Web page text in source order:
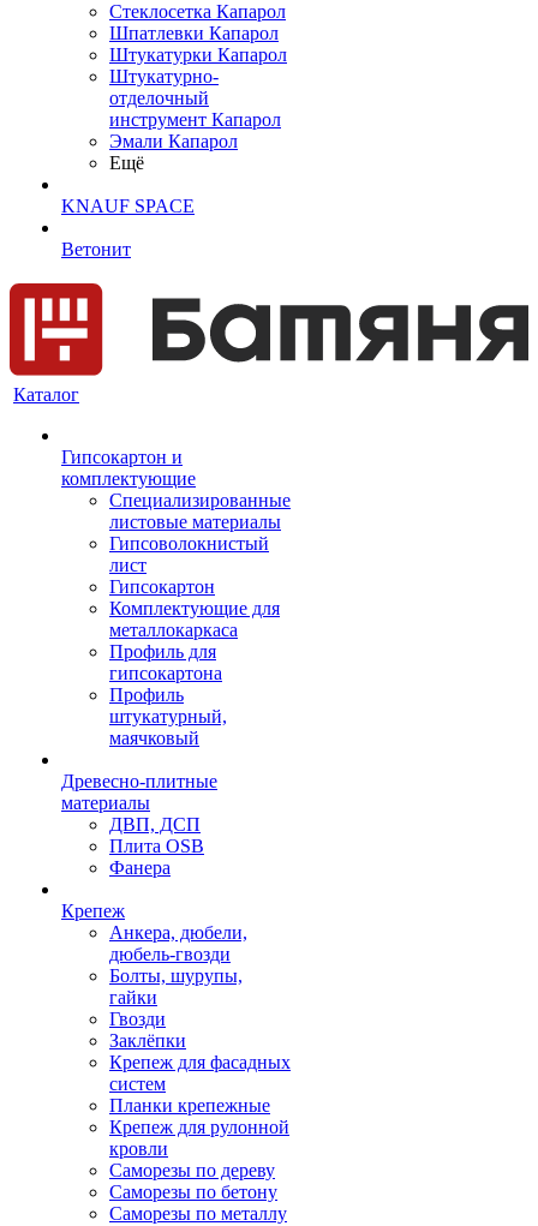
Cтеклосетка Капарол
Шпатлевки Капарол
Штукатурки Капарол
Штукатурно-
отделочный
инструмент Капарол
Эмали Капарол
Ещё
KNAUF SPACE
Ветонит
Каталог
Гипсокартон и
комплектующие
Специализированные
листовые материалы
Гипсоволокнистый
лист
Гипсокартон
Комплектующие для
металлокаркаса
Профиль для
гипсокартона
Профиль
штукатурный,
маячковый
Древесно-плитные
материалы
ДВП, ДСП
Плита OSB
Фанера
Крепеж
Анкера, дюбели,
дюбель-гвозди
Болты, шурупы,
гайки
Гвозди
Заклёпки
Крепеж для фасадных
систем
Планки крепежные
Крепеж для рулонной
кровли
Саморезы по дереву
Саморезы по бетону
Саморезы по металлу